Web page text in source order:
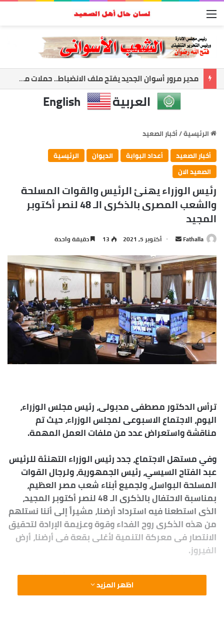
القائمة
حمدي راشد: أعظم إنجاز في حياتي أن أرى معلمًا نجح وطالبًا أصبح صاحب رسالة
العربية English
الرئيسية/أخبار الصعيد
أخبار الصعيد
أعداد البوابة الديوان
الرئيسية
الصعيد الان
رئيس الوزراء يهنئ الرئيس والقوات المسلحة
والشعب المصرى بالذكرى الـ 48 لنصر أكتوبر
المجيد
Fathalla
أرسل
إلكترونيا
أكتوبر 5, 2021 13 دقيقة واحدة
ترأس الدكتور مصطفى مدبولى، رئيس مجلس الوزراء،
اليوم، الاجتماع الاسبوعى لمجلس الوزراء، حيث تم
مناقشة واستعراض عدد من ملفات العمل المهمة.
وفي مستهل الاجتماع، جدد رئيس الوزراء التهنئة للرئيس
عبد الفتاح السيسي، رئيس الجمهورية، ولرجال القوات
المسلحة البواسل، ولجميع أبناء شعب مصر العظيم،
بمناسبة الاحتفال بالذكرى الـ 48 لنصر أكتوبر المجيد،
الذى استطعنا فيه استرداد أرضنا، مشيراً إلى أننا نستلهم
من هذه الذكرى روح الفداء وقوة وعزيمة الإرادة لتحقيق
الانتصار فى معركة التنمية لأغلى بقعة فى أرضنا، أرض
الفيروز.
ووجه رئيس الوزراء كل التحية والتقدير للرئيس القائد
الأعلى للقوات المسلحة، وللقائد العام وزير الدفاع، وكل
اظهر المزيد